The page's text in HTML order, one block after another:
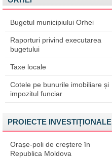
Bugetul municipiului Orhei
Raporturi privind executarea
bugetului
Taxe locale
Cotele pe bunurile imobiliare și
impozitul funciar
PROIECTE INVESTIȚIONALE
Orașe-poli de creștere în
Republica Moldova